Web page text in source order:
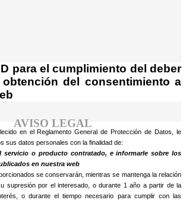
para el cumplimiento del deber
del consentimiento a
AVISO LEGAL
en el Reglamento General de Protección de Datos, le
sus datos personales con la finalidad de:
servicio o producto contratado, e informarle sobre los
en nuestra web
se conservarán, mientras se mantenga la relación